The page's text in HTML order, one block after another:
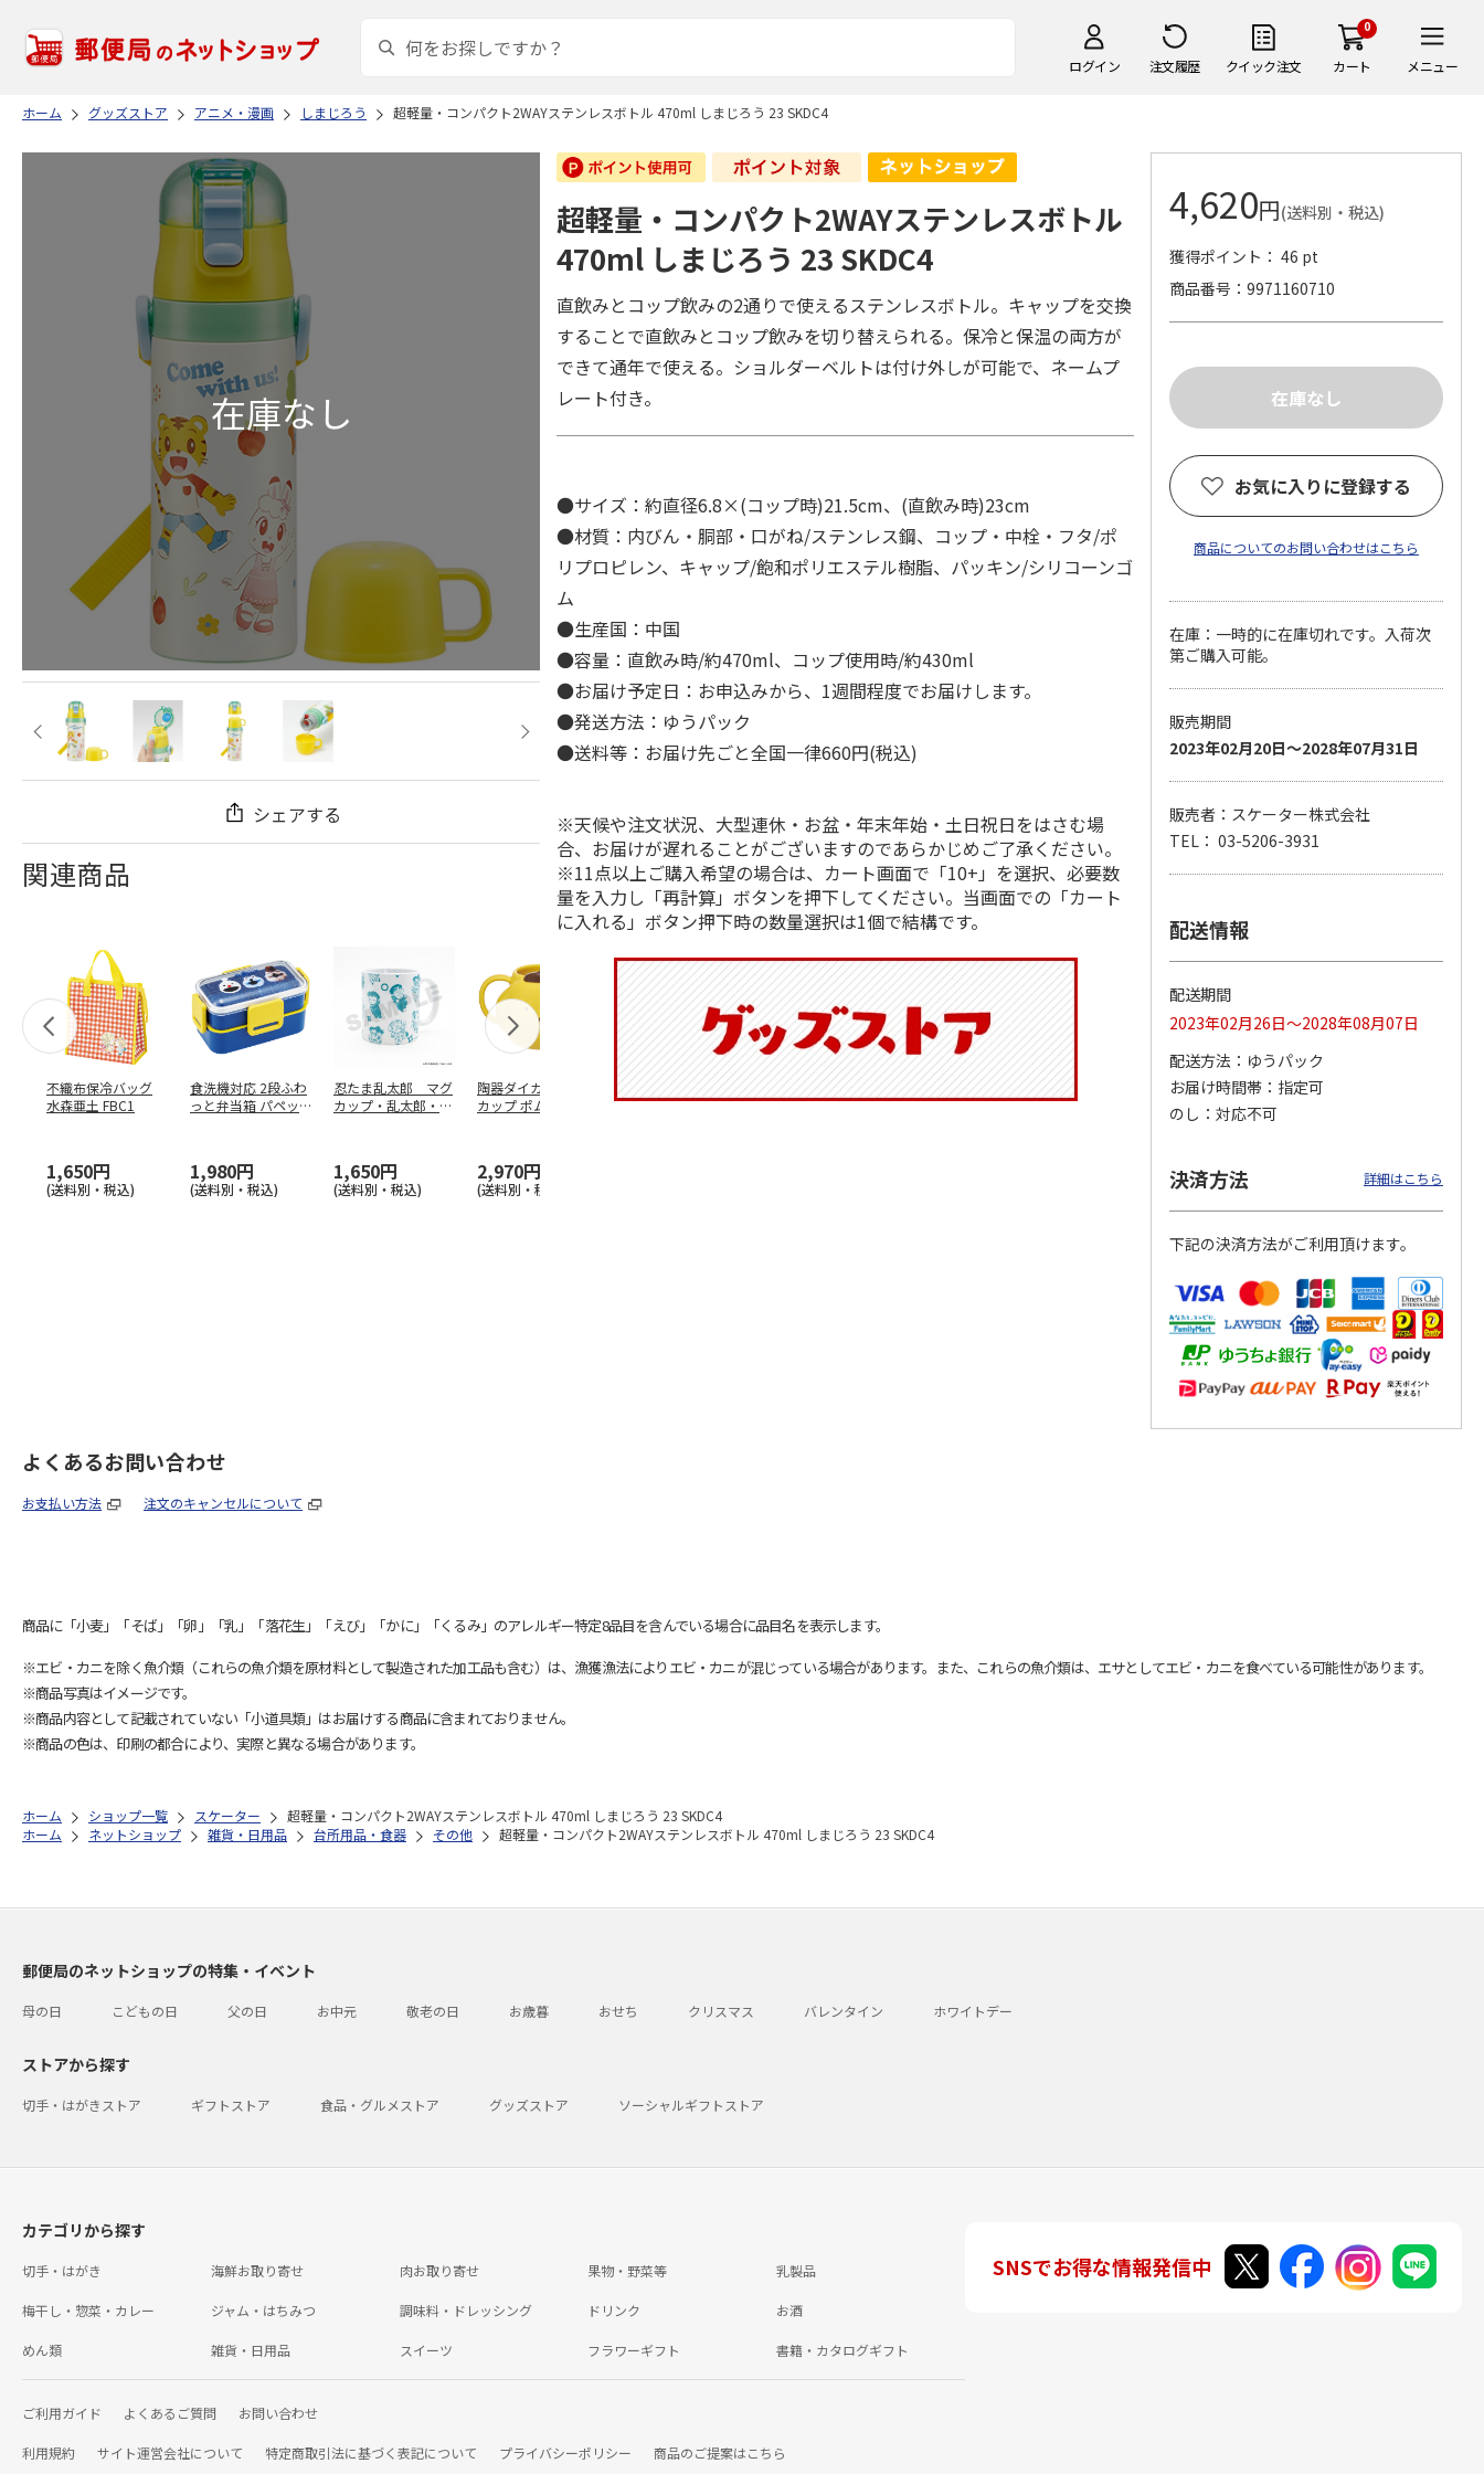
ログイン 注文履歴 クイック注文
0
カート メニュー
ホーム グッズストア アニメ・漫画 しまじろう 超軽量・コンパクト2WAYステンレスボトル 470ml しまじろう 23 SKDC4
シェアする
関連商品
不織布保冷バッグ
水森亜土 FBC1
1,650円
(送料別・税込)
食洗機対応 2段ふわ
っと弁当箱 パペッ
1,980円
(送料別・税込)
忍たま乱太郎 マグ
カップ・乱太郎・き
1,650円
(送料別・税込)
陶器ダイカットマグ
カップ ポムポムプ
2,970円
(送料別・税込)
抗菌食洗機対応 ふ
わっと弁当箱 530ml
ふわっとフタタイト
ランチボックス角型
マスコット入りドリ
ンクボトル ハロー
コーデュロイ生地ラ
ンチバッグ ハロー
マスコット付箸・箸
置きセット 21cm 干
支箸 ポムポムプ
1,320円
(送料別・税込)
4,510円
(送料別・税込)
超軽量・コンパクト2WAYステンレスボトル
470ml しまじろう 23 SKDC4
直飲みとコップ飲みの2通りで使えるステンレスボトル。キャップを交換
することで直飲みとコップ飲みを切り替えられる。保冷と保温の両方が
できて通年で使える。ショルダーベルトは付け外しが可能で、ネームプ
レート付き。
●サイズ：約直径6.8×(コップ時)21.5cm、(直飲み時)23cm
●材質：内びん・胴部・口がね/ステンレス鋼、コップ・中栓・フタ/ポ
リプロピレン、キャップ/飽和ポリエステル樹脂、パッキン/シリコーンゴ
ム
●生産国：中国
●容量：直飲み時/約470ml、コップ使用時/約430ml
●お届け予定日：お申込みから、1週間程度でお届けします。
●発送方法：ゆうパック
●送料等：お届け先ごと全国一律660円(税込)
※天候や注文状況、大型連休・お盆・年末年始・土日祝日をはさむ場
合、お届けが遅れることがございますのであらかじめご了承ください。
※11点以上ご購入希望の場合は、カート画面で「10+」を選択、必要数
量を入力し「再計算」ボタンを押下してください。当画面での「カート
に入れる」ボタン押下時の数量選択は1個で結構です。
4,620円(送料別・税込)
獲得ポイント： 46 pt
商品番号
9971160710
お気に入りに登録する
商品についてのお問い合わせはこちら
在庫：一時的に在庫切れです。入荷次
第ご購入可能。
販売期間
2023年02月20日～2028年07月31日
販売者：スケーター株式会社
TEL： 03-5206-3931
配送情報
配送期間
2023年02月26日～2028年08月07日
配送方法
ゆうパック
お届け時間帯
指定可
のし
対応不可
決済方法 詳細はこちら
下記の決済方法がご利用頂けます。
よくあるお問い合わせ
お支払い方法 注文のキャンセルについて
商品に「小麦」「そば」「卵」「乳」「落花生」「えび」「かに」「くるみ」のアレルギー特定8品目を含んでいる場合に品目名を表示します。
※エビ・カニを除く魚介類（これらの魚介類を原材料として製造された加工品も含む）は、漁獲漁法によりエビ・カニが混じっている場合があります。また、これらの魚介類は、エサとしてエビ・カニを食べている可能性があります。
※商品写真はイメージです。
※商品内容として記載されていない「小道具類」はお届けする商品に含まれておりません。
※商品の色は、印刷の都合により、実際と異なる場合があります。
ホーム ショップ一覧 スケーター
超軽量・コンパクト2WAYステンレスボトル 470ml しまじろう 23 SKDC4
ホーム
ネットショップ 雑貨・日用品 台所用品・食器 その他 超軽量・コンパクト2WAYステンレスボトル 470ml しまじろう 23 SKDC4
郵便局のネットショップの特集・イベント
母の日 こどもの日 父の日 お中元 敬老の日 お歳暮 おせち クリスマス バレンタイン ホワイトデー
ストアから探す
切手・はがきストア ギフトストア 食品・グルメストア グッズストア ソーシャルギフトストア
カテゴリから探す
切手・はがき 海鮮お取り寄せ 肉お取り寄せ 果物・野菜等 乳製品
梅干し・惣菜・カレー ジャム・はちみつ 調味料・ドレッシング ドリンク お酒
めん類 雑貨・日用品 スイーツ フラワーギフト 書籍・カタログギフト
ご利用ガイド よくあるご質問 お問い合わせ
利用規約 サイト運営会社について 特定商取引法に基づく表記について プライバシーポリシー 商品のご提案はこちら
SNSでお得な情報発信中